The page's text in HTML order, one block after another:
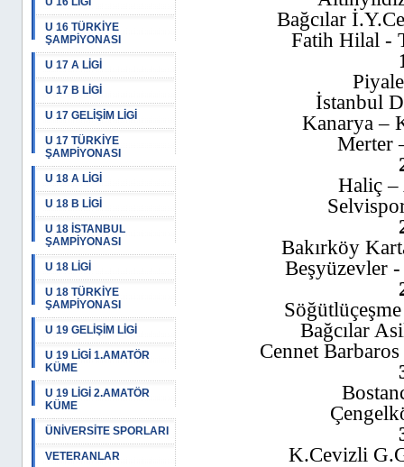
U 16 TÜRKİYE
ŞAMPİYONASI
U 17 A LİGİ
U 17 B LİGİ
U 17 GELİŞİM LİGİ
U 17 TÜRKİYE
ŞAMPİYONASI
U 18 A LİGİ
U 18 B LİGİ
U 18 İSTANBUL
ŞAMPİYONASI
U 18 LİGİ
U 18 TÜRKİYE
ŞAMPİYONASI
U 19 GELİŞİM LİGİ
U 19 LİGİ 1.AMATÖR
KÜME
U 19 LİGİ 2.AMATÖR
KÜME
ÜNİVERSİTE SPORLARI
VETERANLAR
Bağcılar
Fatih Hilal -
İstanbul
Kanarya –
Merter
Haliç –
Bakırköy
Beşyüzevler
Bağcılar
Cennet
K.Cevizli